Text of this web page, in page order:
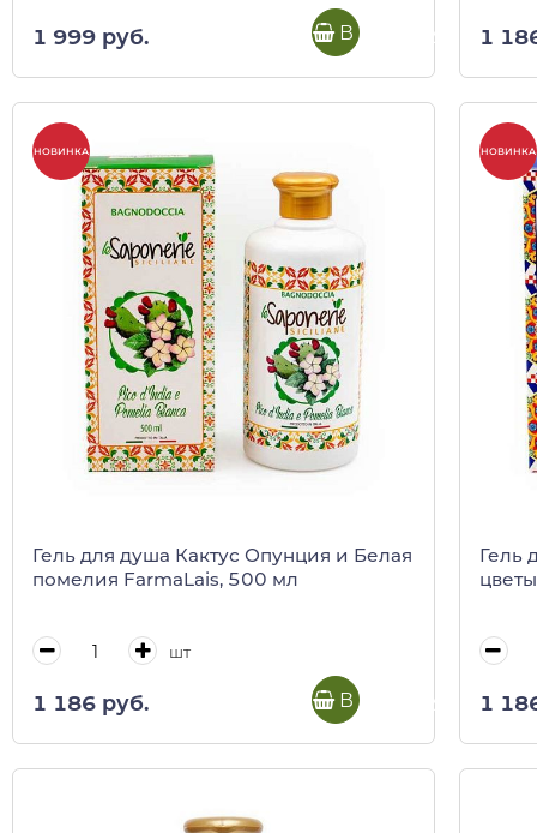
1 999 руб. В корзину 1
НОВИНКА
Гель для душа Кактус Опунция и Белая
помелия FarmaLais, 500 мл
шт
1 186 руб. В корзину
НОВИНКА
Гель
1